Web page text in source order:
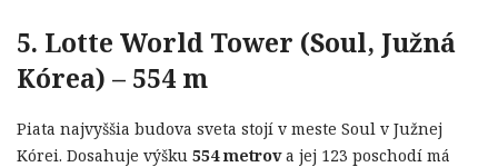
5. Lotte World Tower (Soul, Južná
Kórea) – 554 m
Piata najvyššia budova sveta stojí v meste Soul v Južnej
Kórei. Dosahuje výšku 554 metrova jej 123 poschodí má